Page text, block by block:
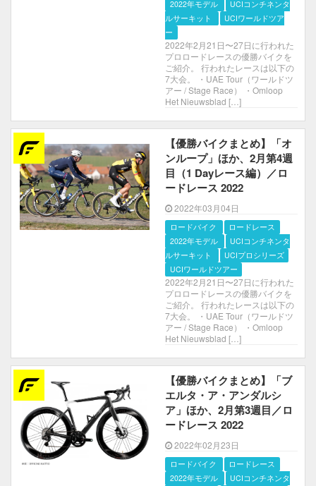
2022年モデル
UCIコンチネンタルサー
キット
UCIワールドツアー
2022年2月21日〜27日に行われた
プロロードレースの優勝バイクを
ご紹介。 行われたレースは以下の
7大会。 ・UAE Tour（ワールドツ
アー / Stage Race） ・Omloop
Het Nieuwsblad […]
【優勝バイクまとめ】「オ
ンループ」ほか、2月第4週
目（1 Dayレース編）／ロ
ードレース 2022
2022年03月04日
ロードバイク
ロードレース
2022年モデル
UCIコンチネンタルサー
キット
UCIプロシリーズ
UCIワールドツアー
2022年2月21日〜27日に行われた
プロロードレースの優勝バイクを
ご紹介。 行われたレースは以下の
7大会。 ・UAE Tour（ワールドツ
アー / Stage Race） ・Omloop
Het Nieuwsblad […]
【優勝バイクまとめ】「ブ
エルタ・ア・アンダルシ
ア」ほか、2月第3週目／ロ
ードレース 2022
2022年02月23日
ロードバイク
ロードレース
2022年モデル
UCIコンチネンタルサー